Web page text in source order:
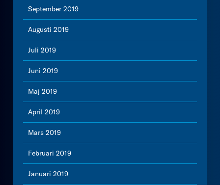
September 2019
Augusti 2019
Juli 2019
Juni 2019
Maj 2019
April 2019
Mars 2019
Februari 2019
Januari 2019